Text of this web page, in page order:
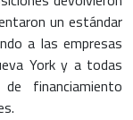
un estándar
a las empresas
York y a todas
financiamiento